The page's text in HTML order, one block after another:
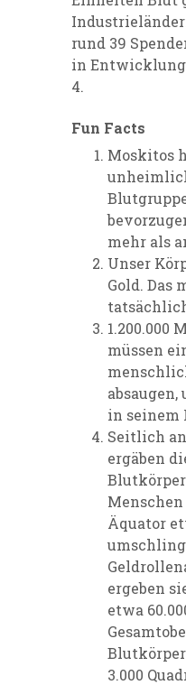
rund 39
in
4.
Fun Facts
Moskitos
mehr als
Unser
Gold. Das
1.200.000
müssen
absaugen,
in seinem
Seitlich
ergäben
Äquator
ergeben
etwa
3.000